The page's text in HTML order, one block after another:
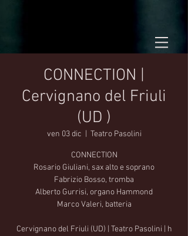
CONNECTION |
Cervignano del Friuli
(UD )
ven 03 dic Teatro Pasolini
CONNECTION
Rosario Giuliani, sax alto e soprano
Fabrizio Bosso, tromba
Alberto Gurrisi, organo Hammond
Marco Valeri, batteria
Cervignano del Friuli (UD) | Teatro Pasolini | h